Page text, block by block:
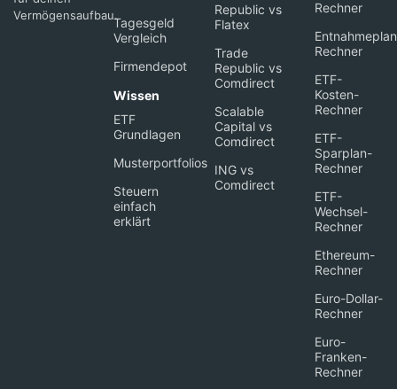
Vermögensaufbau.Tagesgeld
Vergleich
Firmendepot
Wissen
ETF
Grundlagen
Musterportfolios
Steuern
einfach
erklärt
Republic vs
Flatex
Trade
Republic vs
Comdirect
Scalable
Capital vs
Comdirect
ING vs
Comdirect
Rechner
Rechner
ETF-
Kosten-
Rechner
ETF-
Sparplan-
Rechner
ETF-
Wechsel-
Rechner
Ethereum-
Rechner
Euro-Dollar-
Rechner
Euro-
Franken-
Rechner